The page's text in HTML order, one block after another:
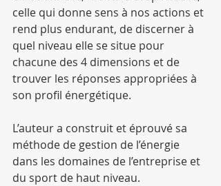
celle qui donne sens à nos actions et
rend plus endurant, de discerner à
quel niveau elle se situe pour
chacune des 4 dimensions et de
trouver les réponses appropriées à
son profil énergétique.
L’auteur a construit et éprouvé sa
méthode de gestion de l’énergie
dans les domaines de l’entreprise et
du sport de haut niveau.